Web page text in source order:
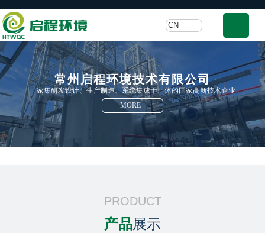
CN
常州启程环境技术有限公司
一家集研发设计、生产制造、系统集成于一体的国家高新技术企业
MORE+
常州启程环境技术有限公司
一家集研发设计、生产制造、系统集成于一体的国家高新技术企业
MORE+
常州启程环境技术有限公司
一家集研发设计、生产制造、系统集成于一体的国家高新技术企业
MORE+
PRODUCT
产品展示